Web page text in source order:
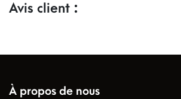
Avis client :
À propos de nous